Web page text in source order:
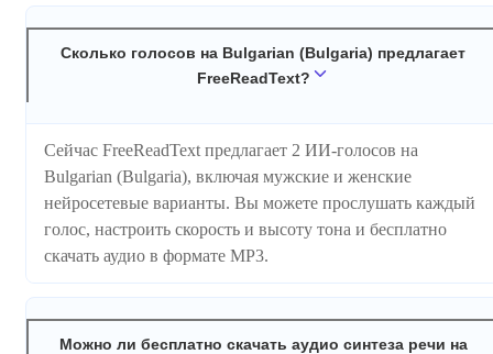
Сколько голосов на Bulgarian (Bulgaria) предлагает
FreeReadText?
Сейчас FreeReadText предлагает 2 ИИ-голосов на
Bulgarian (Bulgaria), включая мужские и женские
нейросетевые варианты. Вы можете прослушать каждый
голос, настроить скорость и высоту тона и бесплатно
скачать аудио в формате MP3.
Можно ли бесплатно скачать аудио синтеза речи на